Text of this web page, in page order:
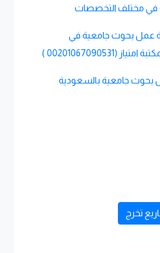
مختلف التخصصات
عمل بحوث جامعية في
)
جامعية بالسعودية
تخرج